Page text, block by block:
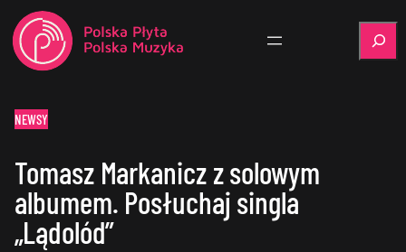
NEWSY
Tomasz Markanicz z solowym
albumem. Posłuchaj singla
„Lądolód”